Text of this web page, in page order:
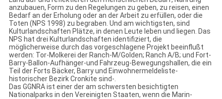
anzubauen, Form zu den Regelungen zu geben, zu reisen, einen
Bedarf an der Erholung oder an der Arbeit zu erfüllen, oder die
Toten (NPS 1998) zu begraben. Und am wichtigsten, sind
Kulturlandschaften Plätze, in denen Leute leben und liegen. Das
NPS hat drei Kulturlandschaften identifiziert, die
möglicherweise durch das vorgeschlagene Projekt beeinflußt
werden: Tor-Molkerei der Ranch-M/Golden; Ranch A/B; und Fort-
Barry-Ballon-Aufhänger-und Fahrzeug-Bewegungshallen, die ein
Teil der Forts Bäcker, Barry und Einwohnermeldeliste-
historischer Bezirk Cronkite sind-.
Das GGNRA ist einer der am schwersten besichtigten
Nationalparks in den Vereinigten Staaten, wenn die Marin-